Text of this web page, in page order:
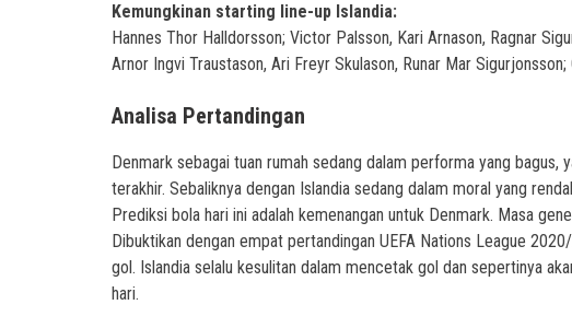
Kemungkinan starting line-up Islandia:
Hannes Thor Halldorsson; Victor Palsson, Kari Arnason, Ragnar
Arnor Ingvi Traustason, Ari Freyr Skulason, Runar Mar
Analisa Pertandingan
Denmark sebagai tuan rumah sedang dalam performa yang bagus,
terakhir. Sebaliknya dengan Islandia sedang dalam moral yang
Prediksi bola hari ini adalah kemenangan untuk Denmark. Masa
Dibuktikan dengan empat pertandingan UEFA Nations League
gol. Islandia selalu kesulitan dalam mencetak gol dan sepertinya
hari.